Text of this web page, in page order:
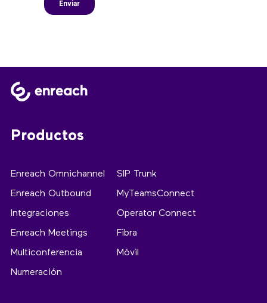
Productos
Enreach Omnichannel
Enreach Outbound
Integraciones
Enreach Meetings
Multiconferencia
Numeración
SIP Trunk
MyTeamsConnect
Operator Connect
Fibra
Móvil